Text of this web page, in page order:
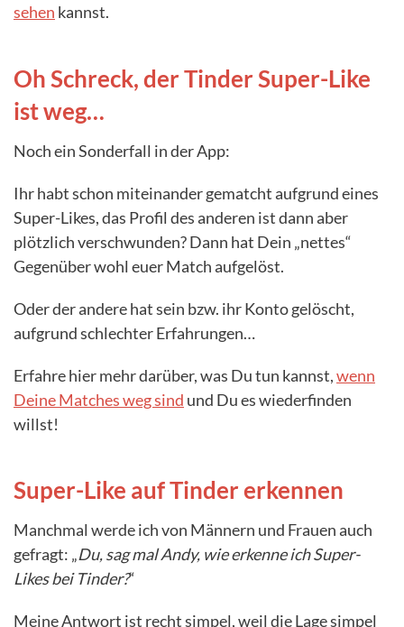
sehen kannst.
Oh Schreck, der Tinder Super-Like
ist weg…
Noch ein Sonderfall in der App:
Ihr habt schon miteinander gematcht aufgrund eines
Super-Likes, das Profil des anderen ist dann aber
plötzlich verschwunden? Dann hat Dein „nettes“
Gegenüber wohl euer Match aufgelöst.
Oder der andere hat sein bzw. ihr Konto gelöscht,
aufgrund schlechter Erfahrungen…
Erfahre hier mehr darüber, was Du tun kannst,wenn
Deine Matches weg sind und Du es wiederfinden
willst!
Super-Like auf Tinder erkennen
Manchmal werde ich von Männern und Frauen auch
gefragt: „Du, sag mal Andy, wie erkenne ich Super-
Likes bei Tinder?“
Meine Antwort ist recht simpel, weil die Lage simpel